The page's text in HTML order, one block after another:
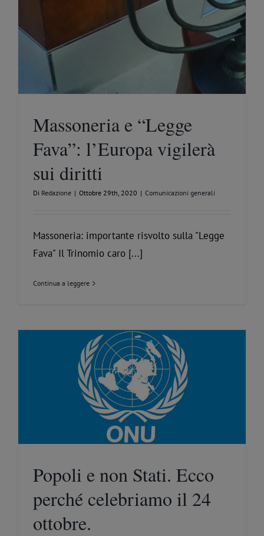
Massoneria e “Legge
Fava”: l’Europa vigilerà
sui diritti
Di Redazione | Ottobre 29th, 2020 | Comunicazioni generali
Massoneria: importante risvolto sulla "Legge
Fava" Il Trinomio caro [...]
Continua a leggere
Popoli e non Stati. Ecco
perché celebriamo il 24
ottobre.